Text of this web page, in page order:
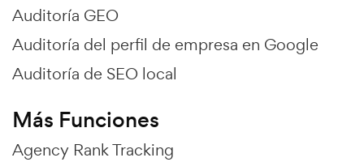
Auditoría GEO
Auditoría del perfil de empresa en Google
Auditoría de SEO local
Más Funciones
Agency Rank Tracking